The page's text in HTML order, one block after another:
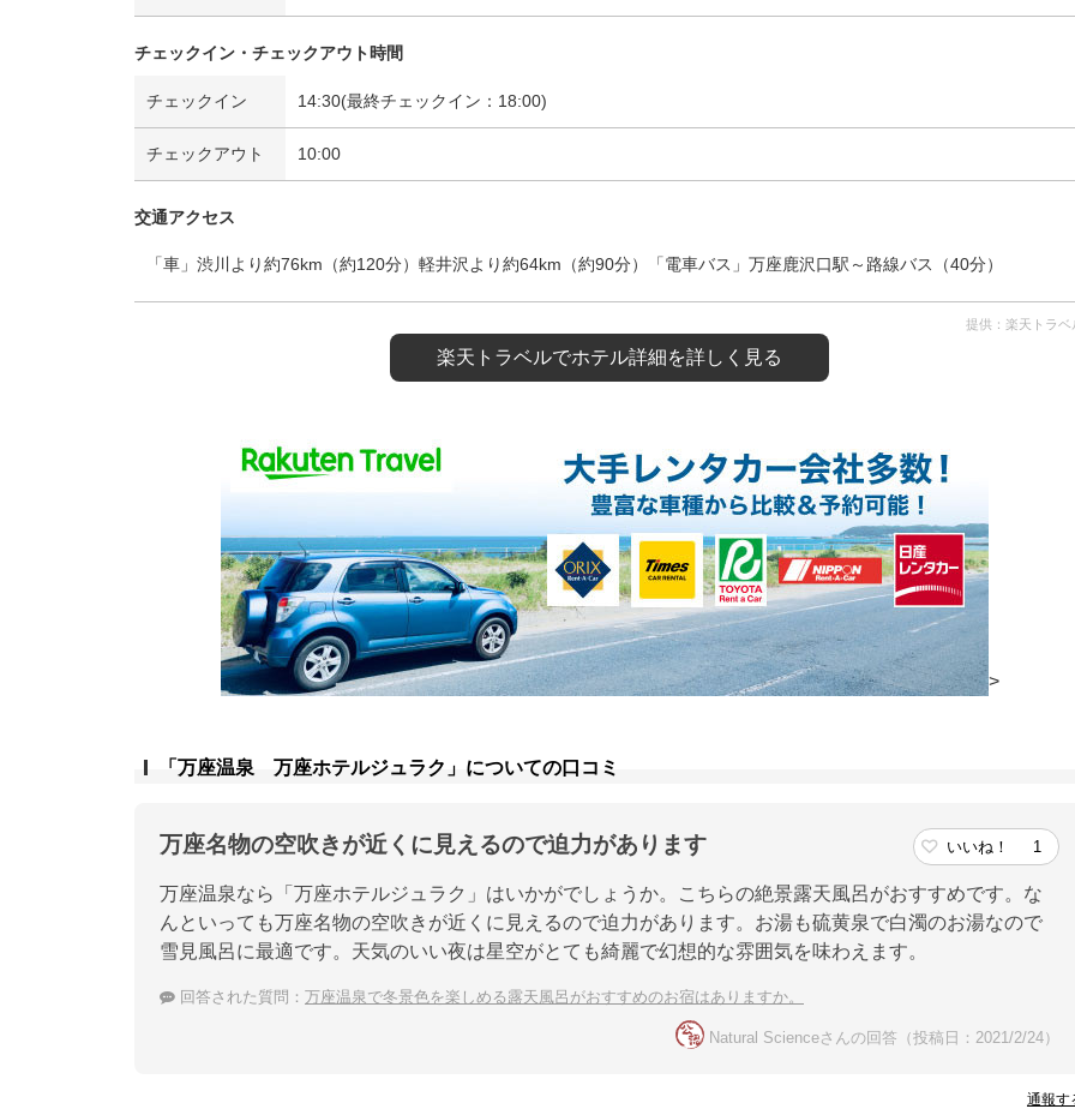
チェックイン・チェックアウト時間
チェックイン 14:30(最終チェックイン：18:00)
チェックアウト 10:00
交通アクセス
「車」渋川より約76km（約120分）軽井沢より約64km（約90分）「電車バス」万座鹿沢口駅～路線バス（40分）
提供：楽天トラベ
楽天トラベルでホテル詳細を詳しく見る
>
「万座温泉 万座ホテルジュラク」についての口コミ
万座名物の空吹きが近くに見えるので迫力があります いいね！ 1
万座温泉なら「万座ホテルジュラク」はいかがでしょうか。こちらの絶景露天風呂がおすすめです。な
んといっても万座名物の空吹きが近くに見えるので迫力があります。お湯も硫黄泉で白濁のお湯なので
雪見風呂に最適です。天気のいい夜は星空がとても綺麗で幻想的な雰囲気を味わえます。
回答された質問： 万座温泉で冬景色を楽しめる露天風呂がおすすめのお宿はありますか。
Natural Scienceさんの回答（投稿日：2021/2/24）
通報す